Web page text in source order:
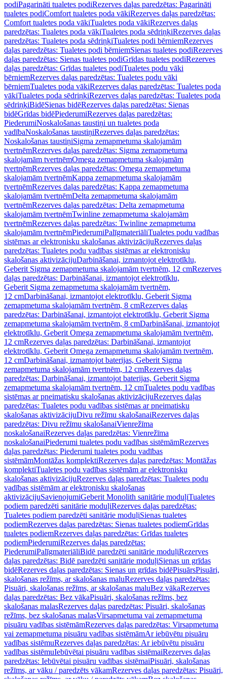
podiPagarināti tualetes podiRezerves daļas paredzētas: Pagarināti
tualetes podiComfort tualetes poda vākiRezerves daļas paredzētas:
Comfort tualetes poda vākiTualetes poda vākiRezerves daļas
paredzētas: Tualetes poda vākiTualetes poda sēdriņķiRezerves daļas
paredzētas: Tualetes poda sēdriņķiTualetes podi bērniemRezerves
daļas paredzētas: Tualetes podi bērniemSienas tualetes podiRezerves
daļas paredzētas: Sienas tualetes podiGrīdas tualetes podiRezerves
daļas paredzētas: Grīdas tualetes podiTualetes podu vāki
bērniemRezerves daļas paredzētas: Tualetes podu vāki
bērniemTualetes poda vākiRezerves daļas paredzētas: Tualetes poda
vākiTualetes poda sēdriņķiRezerves daļas paredzētas: Tualetes poda
sēdriņķiBidēSienas bidēRezerves daļas paredzētas: Sienas
bidēGrīdas bidēPiederumiRezerves daļas paredzētas:
PiederumiNoskalošanas taustiņi un tualetes poda
vadībaNoskalošanas taustiņiRezerves daļas paredzētas:
Noskalošanas taustiņiSigma zemapmetuma skalojamām
tvertnēmRezerves daļas paredzētas: Sigma zemapmetuma
skalojamām tvertnēmOmega zemapmetuma skalojamām
tvertnēmRezerves daļas paredzētas: Omega zemapmetuma
skalojamām tvertnēmKappa zemapmetuma skalojamām
tvertnēmRezerves daļas paredzētas: Kappa zemapmetuma
skalojamām tvertnēmDelta zemapmetuma skalojamām
tvertnēmRezerves daļas paredzētas: Delta zemapmetuma
skalojamām tvertnēmTwinline zemapmetuma skalojamām
tvertnēmRezerves daļas paredzētas: Twinline zemapmetuma
skalojamām tvertnēmPiederumiPalīgmateriāliTualetes podu vadības
sistēmas ar elektronisku skalošanas aktivizācijuRezerves daļas
paredzētas: Tualetes podu vadības sistēmas ar elektronisku
skalošanas aktivizācijuDarbināšanai, izmantojot elektrotīklu,
Geberit Sigma zemapmetuma skalojamām tvertnēm, 12 cmRezerves
daļas paredzētas: Darbināšanai, izmantojot elektrotīklu,
Geberit Sigma zemapmetuma skalojamām tvertnēm,
12 cmDarbināšanai, izmantojot elektrotīklu, Geberit Sigma
zemapmetuma skalojamām tvertnēm, 8 cmRezerves daļas
paredzētas: Darbināšanai, izmantojot elektrotīklu, Geberit Sigma
zemapmetuma skalojamām tvertnēm, 8 cmDarbināšanai, izmantojot
elektrotīklu, Geberit Omega zemapmetuma skalojamām tvertnēm,
12 cmRezerves daļas paredzētas: Darbināšanai, izmantojot
elektrotīklu, Geberit Omega zemapmetuma skalojamām tvertnēm,
12 cmDarbināšanai, izmantojot baterijas, Geberit Sigma
zemapmetuma skalojamām tvertnēm, 12 cmRezerves daļas
paredzētas: Darbināšanai, izmantojot baterijas, Geberit Sigma
zemapmetuma skalojamām tvertnēm, 12 cmTualetes podu vadības
sistēmas ar pneimatisku skalošanas aktivizācijuRezerves daļas
paredzētas: Tualetes podu vadības sistēmas ar pneimatisku
skalošanas aktivizācijuDivu režīmu skalošanaiRezerves daļas
paredzētas: Divu režīmu skalošanaiVienrežīma
noskalošanaiRezerves daļas paredzētas: Vienrežīma
noskalošanaiPiederumi tualetes podu vadības sistēmāmRezerves
daļas paredzētas: Piederumi tualetes podu vadības
sistēmāmMontāžas komplektiRezerves daļas paredzētas: Montāžas
komplektiTualetes podu vadības sistēmām ar elektronisku
skalošanas aktivizācijuRezerves daļas paredzētas: Tualetes podu
vadības sistēmām ar elektronisku skalošanas
aktivizācijuSavienojumiGeberit Monolith sanitārie moduļiTualetes
podiem paredzēti sanitārie moduļiRezerves daļas paredzētas:
Tualetes podiem paredzēti sanitārie moduļiSienas tualetes
podiemRezerves daļas paredzētas: Sienas tualetes podiemGrīdas
tualetes podiemRezerves daļas paredzētas: Grīdas tualetes
podiemPiederumiRezerves daļas paredzētas:
PiederumiPalīgmateriāliBidē paredzēti sanitārie moduļiRezerves
daļas paredzētas: Bidē paredzēti sanitārie moduļiSienas un grīdas
bidēRezerves daļas paredzētas: Sienas un grīdas bidēPisuārsPisuāri,
skalošanas režīms, ar skalošanas maluRezerves daļas paredzētas:
Pisuāri, skalošanas režīms, ar skalošanas maluBez vākaRezerves
daļas paredzētas: Bez vākaPisuāri, skalošanas režīms, bez
skalošanas malasRezerves daļas paredzētas: Pisuāri, skalošanas
režīms, bez skalošanas malasVirsapmetuma vai zemapmetuma
pisuāru vadības sistēmāmRezerves daļas paredzētas: Virsapmetuma
vai zemapmetuma pisuāru vadības sistēmāmAr iebūvētu pisuāru
vadības sistēmuRezerves daļas paredzētas: Ar iebūvētu pisuāru
vadības sistēmuIebūvētai pisuāru vadības sistēmaiRezerves daļas
paredzētas: Iebūvētai pisuāru vadības sistēmaiPisuāri, skalošanas
režīms, ar vāku / paredzēts vākamRezerves daļas paredzētas: Pisuāri,